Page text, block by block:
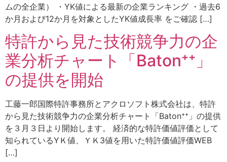
ムの全企業） ・YK値による最新の企業ランキング ・過去6
か月および12か月を対象としたYK値成長率 をご確認 […]
特許から見た技術競争力の企
業分析チャート「Baton⁺⁺」
の提供を開始
工藤一郎国際特許事務所とアクロソフト株式会社は、特許
から見た技術競争力の企業分析チャート「Baton⁺⁺」の提供
を３月３日より開始します。 経済的な特許価値評価として
知られているYＫ値、ＹＫ3値を用いた特許価値評価WEB
[…]